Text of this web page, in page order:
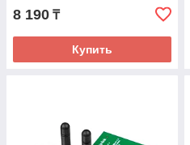
8 190 ₸
Купить